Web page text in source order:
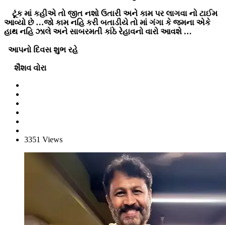
ટૂંક માં કહીએ તો જીત નશો ઉતારી અને કામ પર લાગવા નો ટાઈમ
આવ્યો છે …જો કામ નહિ કરી બતાડીયે તો માં ગંગા કે જમના એકે
હાથ નહિ ઝાલે અને સાબરમતી કાંઠે રેહાવનો વારો આવશે …
આપનો દિવસ શુભ રહે
શૈશવ વોરા
3351 Views